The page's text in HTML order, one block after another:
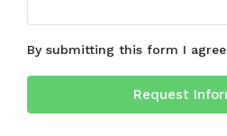
By submitting this form I
Request